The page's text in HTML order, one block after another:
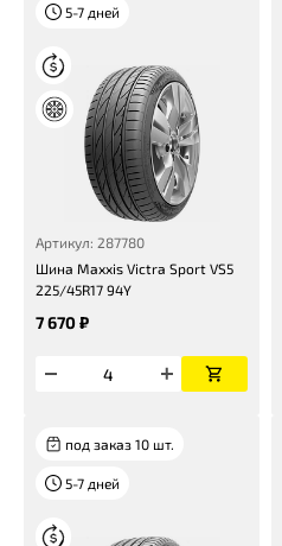
5-7 дней
Артикул: 287780
Шина Maxxis Victra Sport VS5
225/45R17 94Y
7 670 ₽
под заказ 10 шт.
5-7 дней